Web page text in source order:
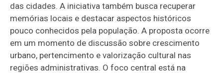
das cidades. A iniciativa também busca recuperar
memórias locais e destacar aspectos históricos
pouco conhecidos pela população. A proposta ocorre
em um momento de discussão sobre crescimento
urbano, pertencimento e valorização cultural nas
regiões administrativas. O foco central está na